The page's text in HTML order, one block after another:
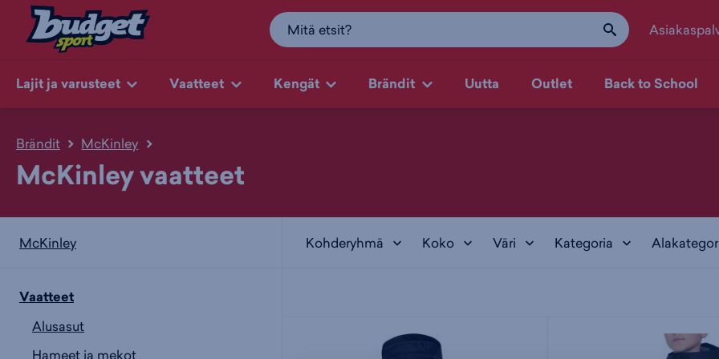
Lajit ja varusteet Vaatteet Kengät Brändit Uutta Outlet Back to School
Brändit McKinley
McKinley vaatteet
McKinley
Vaatteet
Alusasut
Hameet ja mekot
Kohderyhmä Koko Väri Kategoria